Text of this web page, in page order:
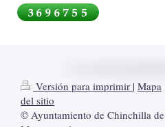
Versión para imprimir | Mapa
del sitio
© Ayuntamiento de Chinchilla de